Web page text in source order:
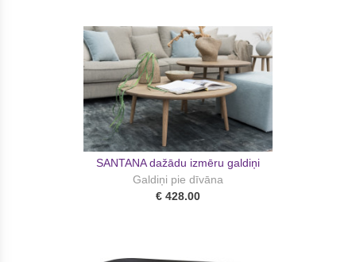
SANTANA dažādu izmēru galdiņi
Galdiņi pie dīvāna
€ 428.00